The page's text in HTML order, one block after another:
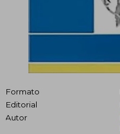
Formato
Editorial
Autor